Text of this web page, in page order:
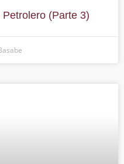
(Parte 3)